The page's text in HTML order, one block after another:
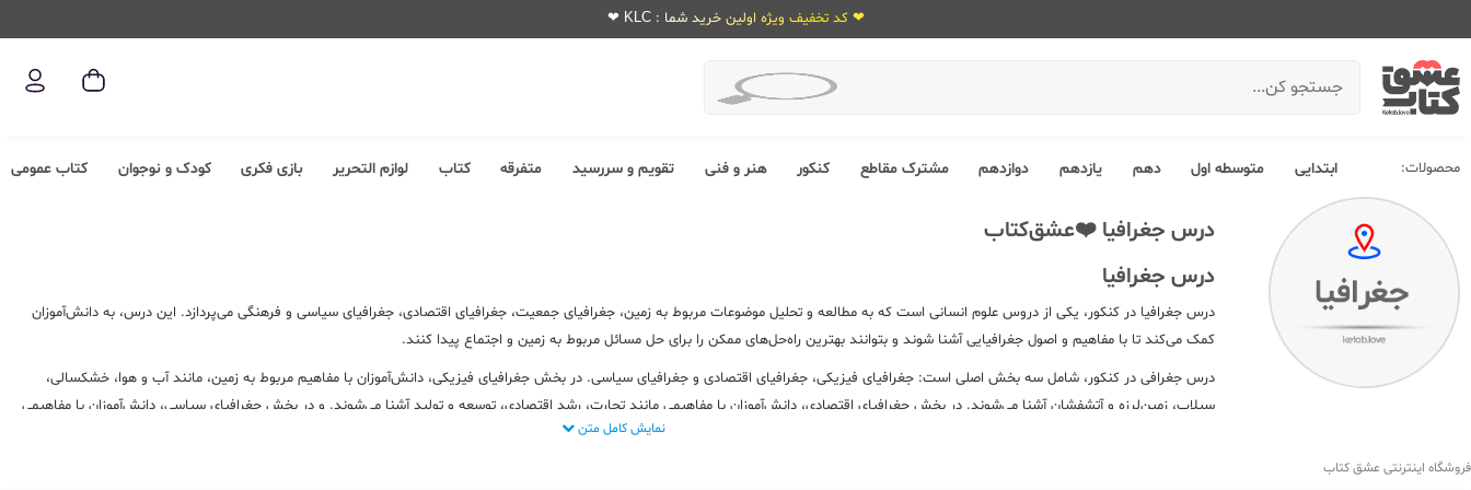
❤ کد تخفیف ویژه اولین خرید شما : KLC ❤
محصولات: ابتدایی متوسطه اول دهم یازدهم دوازدهم مشترک مقاطع کنکور هنر و فنی تقویم و سررسید متفرقه کتاب لوازم التحریر بازی فکری کودک و نوجوان کتاب عمومی
درس جغرافیا ❤️عشق‌کتاب
درس جغرافیا
درس جغرافیا در کنکور، یکی از دروس علوم انسانی است که به مطالعه و تحلیل موضوعات مربوط به زمین، جغرافیای جمعیت، جغرافیای اقتصادی، جغرافیای سیاسی و فرهنگی می‌پردازد. این درس، به دانش‌آموزان
کمک می‌کند تا با مفاهیم و اصول جغرافیایی آشنا شوند و بتوانند بهترین راه‌حل‌های ممکن را برای حل مسائل مربوط به زمین و اجتماع پیدا کنند.
درس جغرافی در کنکور، شامل سه بخش اصلی است: جغرافیای فیزیکی، جغرافیای اقتصادی و جغرافیای سیاسی. در بخش جغرافیای فیزیکی، دانش‌آموزان با مفاهیم مربوط به زمین، مانند آب و هوا، خشکسالی،
سیلاب، زمین‌لرزه و آتشفشان آشنا می‌شوند. در بخش جغرافیای اقتصادی، دانش‌آموزان با مفاهیمی مانند تجارت، رشد اقتصادی، توسعه و تولید آشنا می‌شوند. و در بخش جغرافیای سیاسی، دانش‌آموزان با مفاهیمی
مانند دولت، قدرت، نظام سیاسی و جامعه آشنا می‌شوند. درس جغرافی در کنکور، به دانش‌آموزان کمک می‌کند تا با تحلیل و تفسیر مسائل مختلف جغرافیایی، بهترین راه‌حل‌ها را برای حل آن‌ها پیدا کنند. علاوه بر
نمایش کامل متن
فروشگاه اینترنتی عشق کتاب